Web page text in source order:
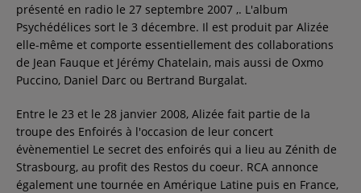
présenté en radio le 27 septembre 2007 ,. L'album
Psychédélices sort le 3 décembre. Il est produit par Alizée
elle-même et comporte essentiellement des collaborations
de Jean Fauque et Jérémy Chatelain, mais aussi de Oxmo
Puccino, Daniel Darc ou Bertrand Burgalat.
Entre le 23 et le 28 janvier 2008, Alizée fait partie de la
troupe des Enfoirés à l'occasion de leur concert
évènementiel Le secret des enfoirés qui a lieu au Zénith de
Strasbourg, au profit des Restos du coeur. RCA annonce
également une tournée en Amérique Latine puis en France,